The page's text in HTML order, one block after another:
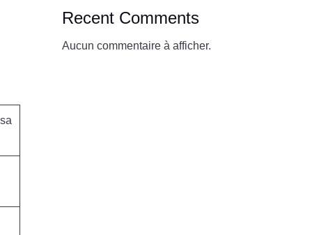
Recent Comments
Aucun commentaire à afficher.